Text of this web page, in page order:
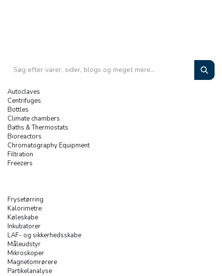
Autoclaves
Centrifuges
Bottles
Climate chambers
Baths & Thermostats
Bioreactors
Chromatography Equipment
Filtration
Freezers
Frysetørring
Kalorimetre
Køleskabe
Inkubatorer
LAF- og sikkerhedsskabe
Måleudstyr
Mikroskoper
Magnetomrørere
Partikelanalyse